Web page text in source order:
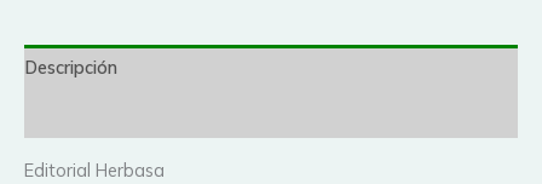
Descripción
Editorial Herbasa